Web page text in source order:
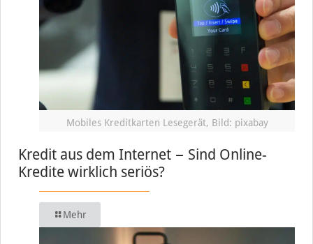
Mobiles Kreditkarten Lesegerät, Bild: pixabay
Kredit aus dem Internet − Sind Online-
Kredite wirklich seriös?
Mehr